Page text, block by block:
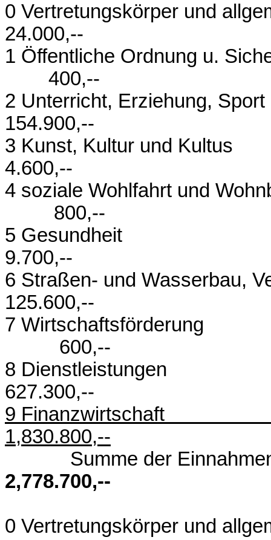
0
24.000,--
1 Öffentliche
400,--
2 Unterricht,
154.900,--
3 Kunst,
4.600,--
4 soziale Wohlfahrt
800,--
5
9.700,--
6 Straßen- und
125.600,--
7
600,--
8
627.300,--
9
1,830.800,--
Summe
2,778.700,--
0 Vertretungskörper